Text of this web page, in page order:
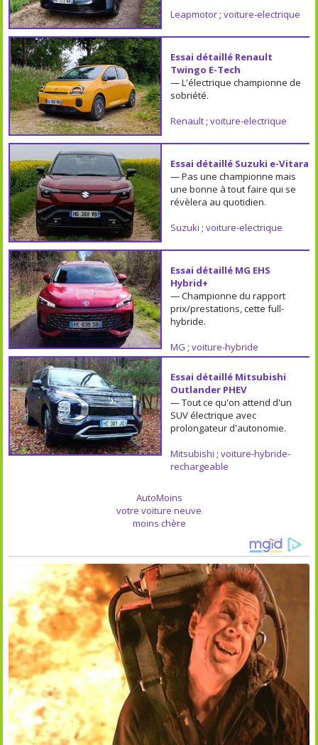
Leapmotor; voiture-electrique
Essai détaillé Renault
Twingo E-Tech
— L'électrique championne de
sobriété.
Renault; voiture-electrique
Essai détaillé Suzuki e-Vitara
— Pas une championne mais
une bonne à tout faire qui se
révèlera au quotidien.
Suzuki ; voiture-electrique
Essai détaillé MG EHS
Hybrid+
— Championne du rapport
prix/prestations, cette full-
hybride.
MG ; voiture-hybride
Essai détaillé Mitsubishi
Outlander PHEV
— Tout ce qu'on attend d'un
SUV électrique avec
prolongateur d'autonomie.
Mitsubishi ; voiture-hybride-
rechargeable
AutoMoins
votre voiture neuve
moins chère